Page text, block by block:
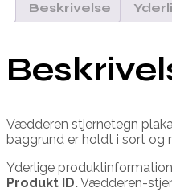
Beskrivelse
Vædderen stjernetegn
baggrund er holdt i sort og
Yderlige
Produkt ID.Vædderen-